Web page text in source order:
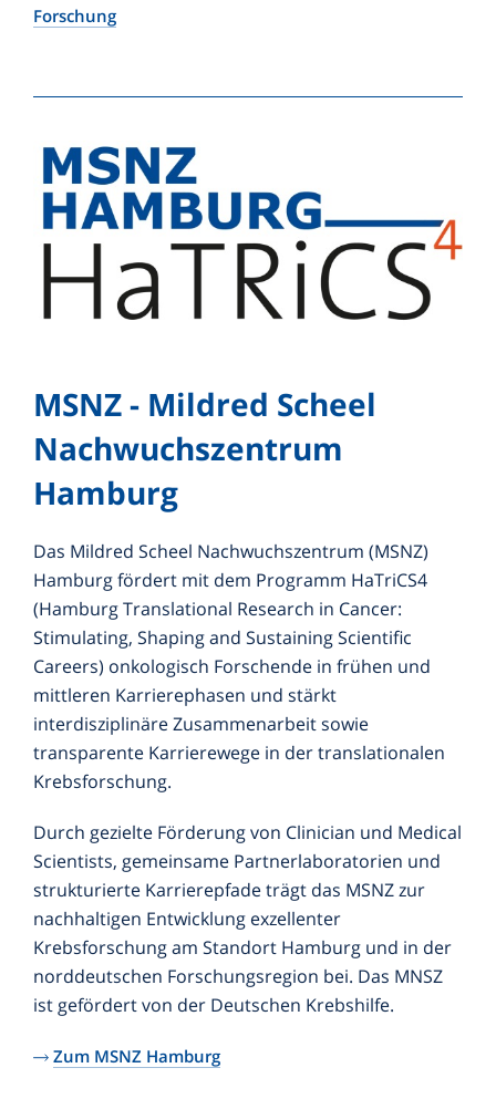
Forschung
MSNZ - Mildred Scheel
Nachwuchszentrum
Hamburg
Das Mildred Scheel Nachwuchszentrum (MSNZ)
Hamburg fördert mit dem Programm HaTriCS4
(Hamburg Translational Research in Cancer:
Stimulating, Shaping and Sustaining Scientific
Careers) onkologisch Forschende in frühen und
mittleren Karrierephasen und stärkt
interdisziplinäre Zusammenarbeit sowie
transparente Karrierewege in der translationalen
Krebsforschung.
Durch gezielte Förderung von Clinician und Medical
Scientists, gemeinsame Partnerlaboratorien und
strukturierte Karrierepfade trägt das MSNZ zur
nachhaltigen Entwicklung exzellenter
Krebsforschung am Standort Hamburg und in der
norddeutschen Forschungsregion bei. Das MNSZ
ist gefördert von der Deutschen Krebshilfe.
Zum MSNZ Hamburg